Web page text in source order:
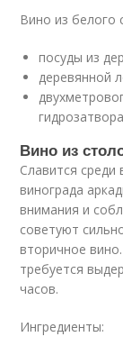
Вино из белого
посуды из
деревянной
Вино из
Славится среди
винограда
внимания и
советуют
вторичное
требуется
часов.
Ингредиенты: